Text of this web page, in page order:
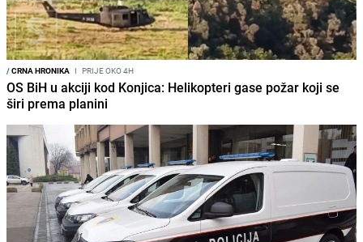
/CRNA HRONIKA I PRIJE OKO 4H
OS BiH u akciji kod Konjica: Helikopteri gase požar koji se
širi prema planini